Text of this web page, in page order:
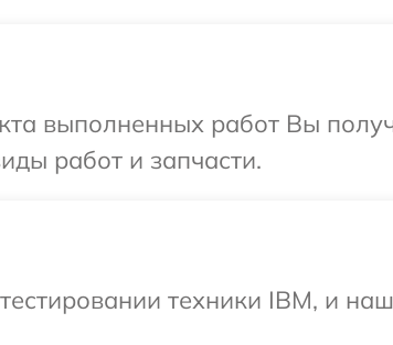
выполненных работ Вы
работ и запчасти.
техники IBM, и